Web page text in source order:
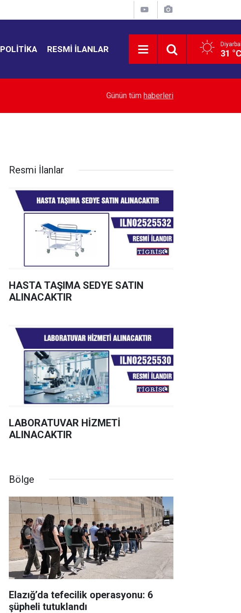
POLITIKA RESMI İLANLAR 31
Kuşadası Belediyesi’ne operasyon: 15 gözaltı
Günün tüm haberleri
Resmi İlanlar
HASTA TAŞIMA SEDYE SATIN
ALINACAKTIR
LABORATUVAR HİZMETİ
ALINACAKTIR
Bölge
Elazığ’da tefecilik operasyonu: 6
şüpheli tutuklandı